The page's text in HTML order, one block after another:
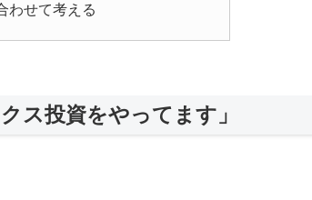
わせて考える
ス投資をやってます」